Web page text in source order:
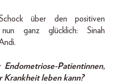
über den positiven
nun ganz glücklich: Sinah
Patientinnen,
Krankheit leben kann?